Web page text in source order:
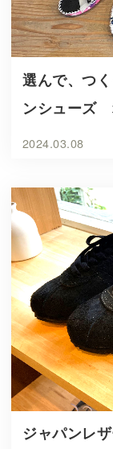
選んで、つ
ンシューズ
2024.03.08
ジャパンレ